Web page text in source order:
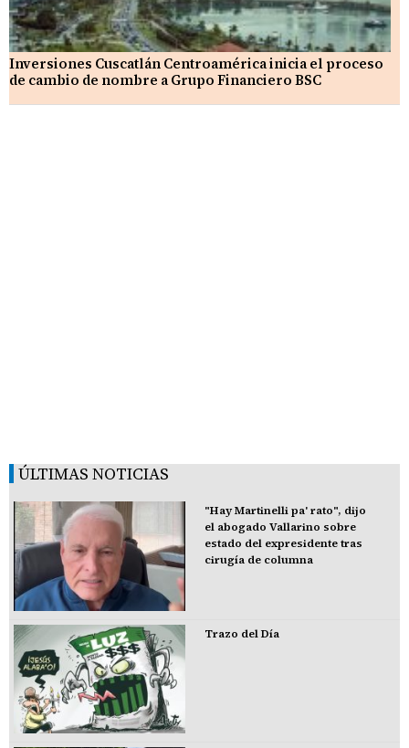
Inversiones Cuscatlán Centroamérica inicia el proceso
de cambio de nombre a Grupo Financiero BSC
ÚLTIMAS NOTICIAS
"Hay Martinelli pa' rato", dijo
el abogado Vallarino sobre
estado del expresidente tras
cirugía de columna
Trazo del Día